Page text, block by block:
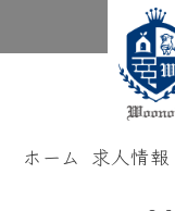
ホーム 求人情報